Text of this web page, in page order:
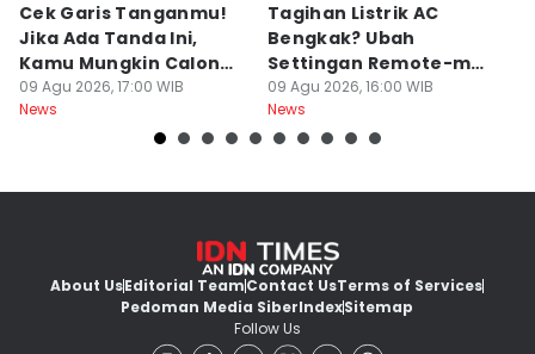
Cek Garis Tanganmu!
Jika Ada Tanda Ini,
Kamu Mungkin Calon
Orang Sukses
09 Agu 2026, 17:00 WIB
News
Tagihan Listrik AC
Bengkak? Ubah
Settingan Remote-mu
ke Mode Ini Mulai Nanti
Malam
09 Agu 2026, 16:00 WIB
News
About UsEditorial TeamContact UsTerms of Services
Pedoman Media SiberIndexSitemap
Follow Us